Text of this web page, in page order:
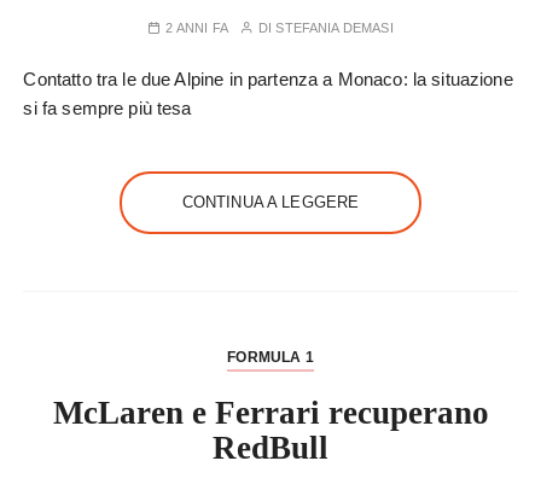
2 ANNI FA DISTEFANIA DEMASI
Contatto tra le due Alpine in partenza a Monaco: la situazione
si fa sempre più tesa
CONTINUA A LEGGERE
FORMULA 1
McLaren e Ferrari recuperano
RedBull